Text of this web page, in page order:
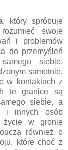
który spróbuje
swoje
i problemów
do przemyśleń
siebie,
samotnie,
w kontaktach z
te granice są
siebie, a
i innych osób
życie w gronie
również o
które choć z